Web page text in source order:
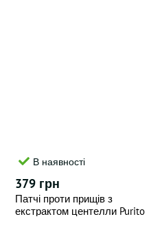
В наявності
379 грн
Патчі проти прищів з
екстрактом центелли Purito